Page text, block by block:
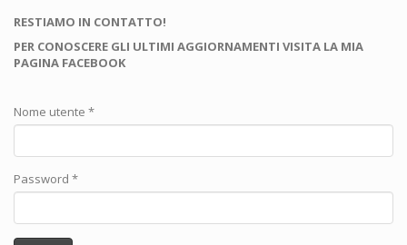
RESTIAMO IN CONTATTO!
PER CONOSCERE GLI ULTIMI AGGIORNAMENTI VISITA LA MIA
PAGINA FACEBOOK
Nome utente *
Password *